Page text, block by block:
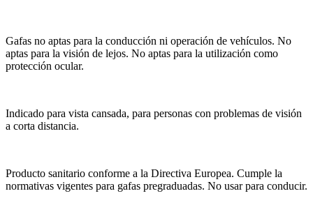
Gafas no aptas para la conducción ni operación de vehículos. No
aptas para la visión de lejos. No aptas para la utilización como
protección ocular.
Indicado para vista cansada, para personas con problemas de visión
a corta distancia.
Producto sanitario conforme a la Directiva Europea. Cumple la
normativas vigentes para gafas pregraduadas. No usar para conducir.